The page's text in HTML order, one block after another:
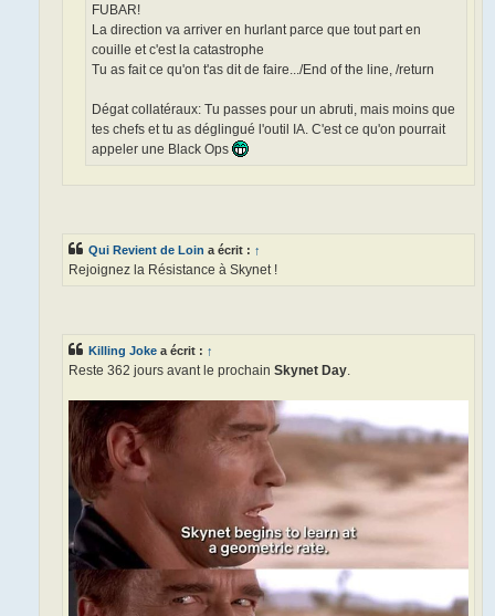
FUBAR!
La direction va arriver en hurlant parce que tout part en
couille et c'est la catastrophe
Tu as fait ce qu'on t'as dit de faire.../End of the line, /return
Dégat collatéraux: Tu passes pour un abruti, mais moins que
tes chefs et tu as déglingué l'outil IA. C'est ce qu'on pourrait
appeler une Black Ops
Qui Revient de Loin a écrit : ↑
Rejoignez la Résistance à Skynet !
Killing Joke a écrit : ↑
Reste 362 jours avant le prochain Skynet Day.